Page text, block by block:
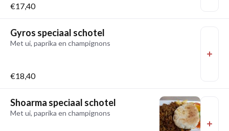
€17,40
Gyros speciaal schotel
Met ui, paprika en champignons
€18,40
Shoarma speciaal schotel
Met ui, paprika en champignons